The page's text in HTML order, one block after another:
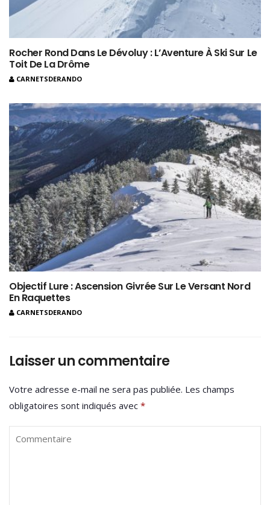
Rocher Rond Dans Le Dévoluy : L’Aventure À Ski Sur Le
Toit De La Drôme
CARNETSDERANDO
Objectif Lure : Ascension Givrée Sur Le Versant Nord
En Raquettes
CARNETSDERANDO
Laisser un commentaire
Votre adresse e-mail ne sera pas publiée. Les champs
obligatoires sont indiqués avec *